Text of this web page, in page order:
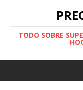
TODO SOBRE